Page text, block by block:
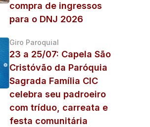
compra de ingressos
para o DNJ 2026
Giro Paroquial
23 a 25/07: Capela São
Cristóvão da Paróquia
Sagrada Família CIC
celebra seu padroeiro
com tríduo, carreata e
festa comunitária